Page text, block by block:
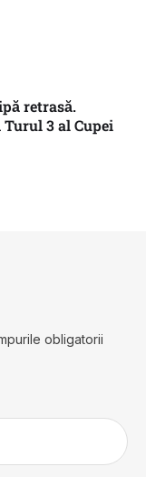
retrasă.
3 al Cupei
obligatorii